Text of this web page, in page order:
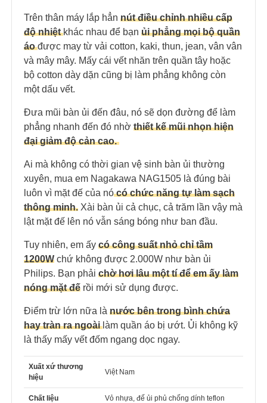
Trên thân máy lắp hẳn nút điều chỉnh nhiều cấp
độ nhiệt khác nhau để bạn ủi phẳng mọi bộ quần
áo được may từ vải cotton, kaki, thun, jean, vân vân
và mây mây. Mấy cái vết nhăn trên quần tây hoặc
bộ cotton dày dặn cũng bị làm phẳng không còn
một dấu vết.
Đưa mũi bàn ủi đến đâu, nó sẽ dọn đường để làm
phẳng nhanh đến đó nhờ thiết kế mũi nhọn hiện
đại giảm độ cản cao.
Ai mà không có thời gian vệ sinh bàn ủi thường
xuyên, mua em Nagakawa NAG1505 là đúng bài
luôn vì mặt đế của nócó chức năng tự làm sạch
thông minh. Xài bàn ủi cả chục, cả trăm lần vậy mà
lật mặt đế lên nó vẫn sáng bóng như ban đầu.
Tuy nhiên, em ấy có công suất nhỏ chỉ tầm
1200W chứ không được 2.000W như bàn ủi
Philips. Bạn phải chờ hơi lâu một tí để em ấy làm
nóng mặt đế rồi mới sử dụng được.
Điểm trừ lớn nữa là nước bên trong bình chứa
hay tràn ra ngoài làm quần áo bị ướt. Ủi không kỹ
là thấy mấy vết đốm ngang dọc ngay.
Xuất xứ thương
hiệu
Việt Nam
Chất liệu Vỏ nhựa, đế ủi phủ chống dính teflon